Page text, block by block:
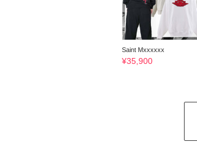
Saint Mxxxxxx
¥35,900